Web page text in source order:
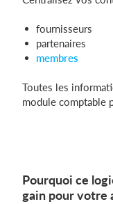
fournisseurs
partenaires
membres
Toutes les
module comptable
Pourquoi ce
gain pour votre